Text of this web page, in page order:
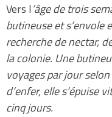
Vers l’âge de trois
butineuse et s’envole
recherche de nectar,
la colonie. Une
voyages par jour
d’enfer, elle s’épuise
cinq jours.